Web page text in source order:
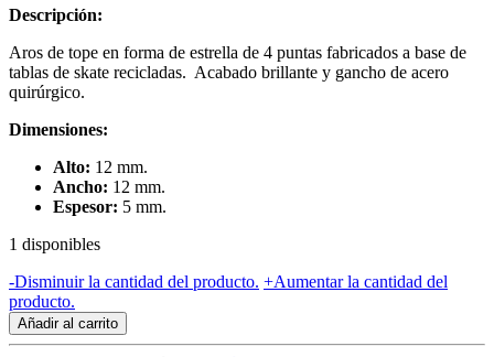
original
$5.000.$2.500.
Descripción:
Aros de tope en forma de estrella de 4 puntas fabricados a base de
tablas de skate recicladas. Acabado brillante y gancho de acero
quirúrgico.
Dimensiones:
Alto: 12 mm.
Ancho: 12 mm.
Espesor: 5 mm.
1 disponibles
-Disminuir la cantidad del producto. Aros
Estrella
+Aumentar la cantidad del
producto.
Añadir al carrito